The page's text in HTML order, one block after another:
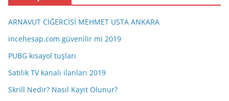
ARNAVUT CİĞERCİSİ MEHMET USTA ANKARA
incehesap.com güvenilir mi 2019
PUBG kısayol tuşları
Satılık TV kanalı ilanları 2019
Skrill Nedir? Nasıl Kayıt Olunur?